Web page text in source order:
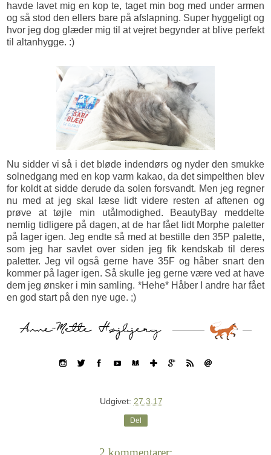
havde lavet mig en kop te, taget min bog med under armen
og så stod den ellers bare på afslapning. Super hyggeligt og
hvor jeg dog glæder mig til at vejret begynder at blive perfekt
til altanhygge. :)
Nu sidder vi så i det bløde indendørs og nyder den smukke
solnedgang med en kop varm kakao, da det simpelthen blev
for koldt at sidde derude da solen forsvandt. Men jeg regner
nu med at jeg skal læse lidt videre resten af aftenen og
prøve at tøjle min utålmodighed. BeautyBay meddelte
nemlig tidligere på dagen, at de har fået lidt Morphe paletter
på lager igen. Jeg endte så med at bestille den 35P palette,
som jeg har savlet over siden jeg fik kendskab til deres
paletter. Jeg vil også gerne have 35F og håber snart den
kommer på lager igen. Så skulle jeg gerne være ved at have
dem jeg ønsker i min samling. *Hehe* Håber I andre har fået
en god start på den nye uge. ;)
Udgivet: 27.3.17
Del
2 kommentarer: